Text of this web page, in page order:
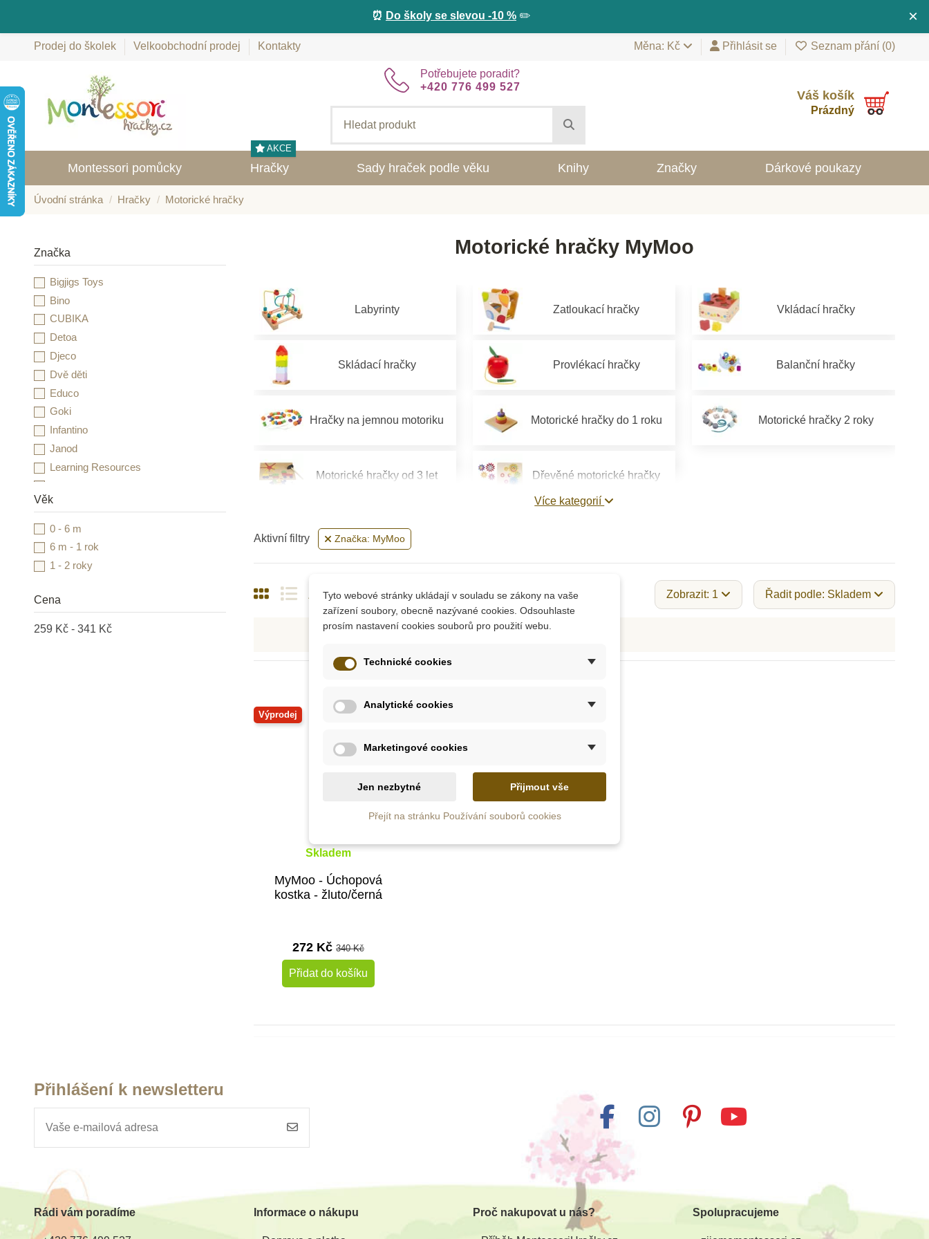
×
⏰ Do školy se slevou -10 % ✏️
Prodej do školek Velkoobchodní prodej Kontakty Měna: Kč Přihlásit se Seznam přání (0)
Potřebujete poradit?
+420 776 499 527
Váš košík
Prázdný
Montessori pomůcky Hračky
AKCE
Sady hraček podle věku Knihy Značky Dárkové poukazy
Úvodní stránka Hračky Motorické hračky
Motorické hračky MyMoo
Labyrinty Zatloukací hračky Vkládací hračky
Skládací hračky Provlékací hračky Balanční hračky
Hračky na jemnou motoriku Motorické hračky do 1 roku Motorické hračky 2 roky
Motorické hračky od 3 let Dřevěné motorické hračky
Více kategorií
Aktivní filtry Značka: MyMoo
Zobrazení 1-1 z 1 položek Zobrazit: 1 Řadit podle: Skladem
Výprodej
Skladem
MyMoo - Úchopová
kostka - žluto/černá
272 Kč340 Kč
Přidat do košíku
Značka
Bigjigs Toys
Bino
CUBIKA
Detoa
Djeco
Dvě děti
Educo
Goki
Infantino
Janod
Learning Resources
Lucy & Leo
MontessoriHracky.cz
Moulin Roty
Moyo Montessori
Nienhuis Montessori
Oxybul
PlanToys
Věk
0 - 6 m
6 m - 1 rok
1 - 2 roky
Cena
259 Kč - 341 Kč
Přihlášení k newsletteru
Rádi vám poradíme Informace o nákupu Proč nakupovat u nás? Spolupracujeme
Tyto webové stránky ukládají v souladu se zákony na vaše
zařízení soubory, obecně nazývané cookies. Odsouhlaste
prosím nastavení cookies souborů pro použití webu.
Technické cookies
Analytické cookies
Marketingové cookies
Jen nezbytné Přijmout vše
Přejít na stránku Používání souborů cookies